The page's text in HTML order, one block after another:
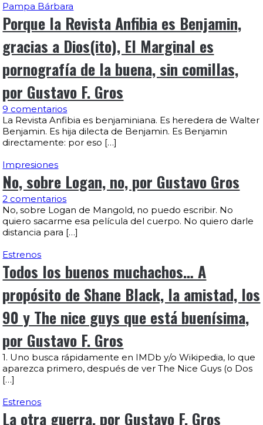
Pampa Bárbara
Porque la Revista Anfibia es Benjamin,
gracias a Dios(ito), El Marginal es
pornografía de la buena, sin comillas,
por Gustavo F. Gros
9 comentarios
La Revista Anfibia es benjaminiana. Es heredera de Walter
Benjamin. Es hija dilecta de Benjamin. Es Benjamin
directamente: por eso […]
Impresiones
No, sobre Logan, no, por Gustavo Gros
2 comentarios
No, sobre Logan de Mangold, no puedo escribir. No
quiero sacarme esa película del cuerpo. No quiero darle
distancia para […]
Estrenos
Todos los buenos muchachos… A
propósito de Shane Black, la amistad, los
90 y The nice guys que está buenísima,
por Gustavo F. Gros
1. Uno busca rápidamente en IMDb y/o Wikipedia, lo que
aparezca primero, después de ver The Nice Guys (o Dos
[…]
Estrenos
La otra guerra, por Gustavo F. Gros